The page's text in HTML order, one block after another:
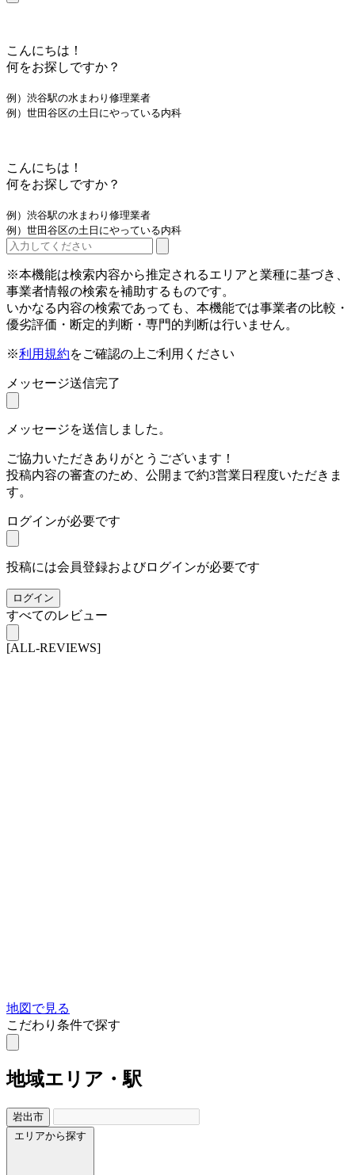
こんにちは！
何をお探しですか？
例）渋谷駅の水まわり修理業者
例）世田谷区の土日にやっている内科
こんにちは！
何をお探しですか？
例）渋谷駅の水まわり修理業者
例）世田谷区の土日にやっている内科
※本機能は検索内容から推定されるエリアと業種に基づき、
事業者情報の検索を補助するものです。
いかなる内容の検索であっても、本機能では事業者の比較・
優劣評価・断定的判断・専門的判断は行いません。
※利用規約をご確認の上ご利用ください
メッセージ送信完了
メッセージを送信しました。
ご協力いただきありがとうございます！
投稿内容の審査のため、公開まで約3営業日程度いただきま
す。
ログインが必要です
投稿には会員登録およびログインが必要です
ログイン
すべてのレビュー
[ALL-REVIEWS]
地図で見る
こだわり条件で探す
地域エリア・駅
岩出市
エリアから探す